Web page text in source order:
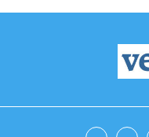
Ðani ostao
Barbarez pred